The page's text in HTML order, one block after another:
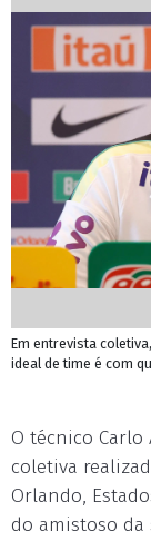
Em entrevista
ideal de time é com
O técnico
coletiva
Orlando,
do amistoso da